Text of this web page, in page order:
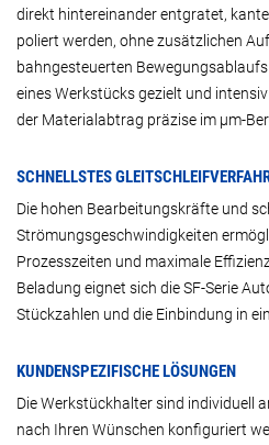
direkt hintereinander entgratet,
poliert werden, ohne zusätzlichen
bahngesteuerten
eines Werkstücks gezielt und
der Materialabtrag präzise im µm-
SCHNELLSTES
Die hohen Bearbeitungskräfte und
Strömungsgeschwindigkeiten
Prozesszeiten und maximale
Beladung eignet sich die SF-Serie
Stückzahlen und die Einbindung in
KUNDENSPEZIFISCHE LÖSUNGEN
Die Werkstückhalter sind individuell
nach Ihren Wünschen konfiguriert